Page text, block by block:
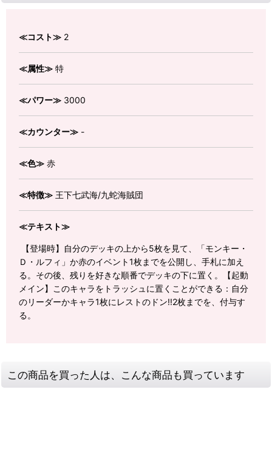
≪コスト≫ 2
≪属性≫ 特
≪パワー≫ 3000
≪カウンター≫ -
≪色≫ 赤
≪特徴≫ 王下七武海/九蛇海賊団
≪テキスト≫
【登場時】自分のデッキの上から5枚を見て、「モンキー・
Ｄ・ルフィ」か赤のイベント1枚までを公開し、手札に加え
る。その後、残りを好きな順番でデッキの下に置く。【起動
メイン】このキャラをトラッシュに置くことができる：自分
のリーダーかキャラ1枚にレストのドン!!2枚までを、付与す
る。
この商品を買った人は、こんな商品も買っています